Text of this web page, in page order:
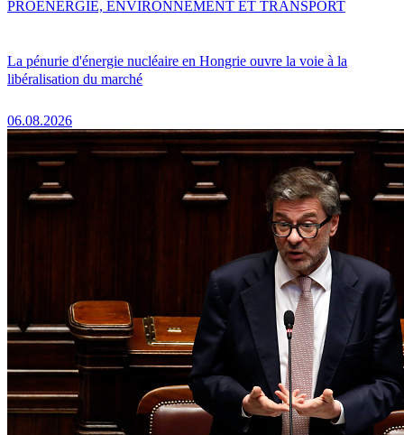
La pénurie d'énergie nucléaire en Hongrie ouvre la voie à la
libéralisation du marché
06.08.2026
PROENERGIE, ENVIRONNEMENT ET TRANSPORT